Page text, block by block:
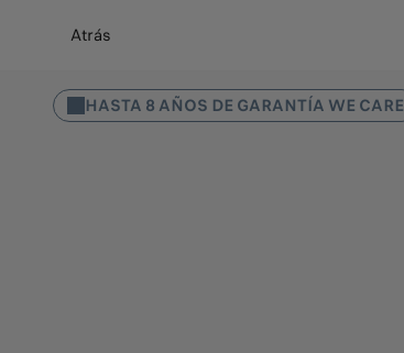
Atrás
HASTA 8 AÑOS DE GARANTÍA WE CARE